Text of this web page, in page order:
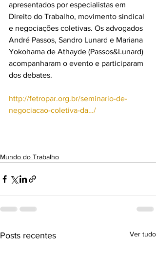
apresentados por especialistas em
Direito do Trabalho, movimento sindical
e negociações coletivas. Os advogados
André Passos, Sandro Lunard e Mariana
Yokohama de Athayde (Passos&Lunard)
acompanharam o evento e participaram
dos debates.
http://fetropar.org.br/seminario-de-
negociacao-coletiva-da…/
Mundo do Trabalho
Posts recentes Ver tudo